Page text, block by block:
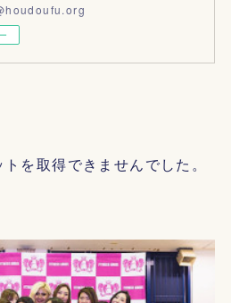
を取得できませんでした。